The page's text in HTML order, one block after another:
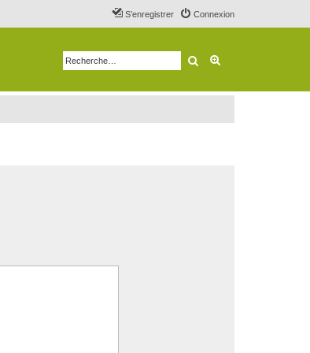
Connexion
S’enregistrer
Rechercher